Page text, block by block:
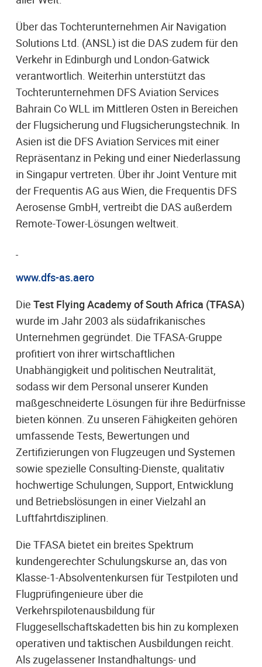
Über das Tochterunternehmen Air Navigation
Solutions Ltd. (ANSL) ist die DAS zudem für den
Verkehr in Edinburgh und London-Gatwick
verantwortlich. Weiterhin unterstützt das
Tochterunternehmen DFS Aviation Services
Bahrain Co WLL im Mittleren Osten in Bereichen
der Flugsicherung und Flugsicherungstechnik. In
Asien ist die DFS Aviation Services mit einer
Repräsentanz in Peking und einer Niederlassung
in Singapur vertreten. Über ihr Joint Venture mit
der Frequentis AG aus Wien, die Frequentis DFS
Aerosense GmbH, vertreibt die DAS außerdem
Remote-Tower-Lösungen weltweit.
www.dfs-as.aero
Die Test Flying Academy of South Africa (TFASA)
wurde im Jahr 2003 als südafrikanisches
Unternehmen gegründet. Die TFASA-Gruppe
profitiert von ihrer wirtschaftlichen
Unabhängigkeit und politischen Neutralität,
sodass wir dem Personal unserer Kunden
maßgeschneiderte Lösungen für ihre Bedürfnisse
bieten können. Zu unseren Fähigkeiten gehören
umfassende Tests, Bewertungen und
Zertifizierungen von Flugzeugen und Systemen
sowie spezielle Consulting-Dienste, qualitativ
hochwertige Schulungen, Support, Entwicklung
und Betriebslösungen in einer Vielzahl an
Luftfahrtdisziplinen.
Die TFASA bietet ein breites Spektrum
kundengerechter Schulungskurse an, das von
Klasse-1-Absolventenkursen für Testpiloten und
Flugprüfingenieure über die
Verkehrspilotenausbildung für
Fluggesellschaftskadetten bis hin zu komplexen
operativen und taktischen Ausbildungen reicht.
Als zugelassener Instandhaltungs- und